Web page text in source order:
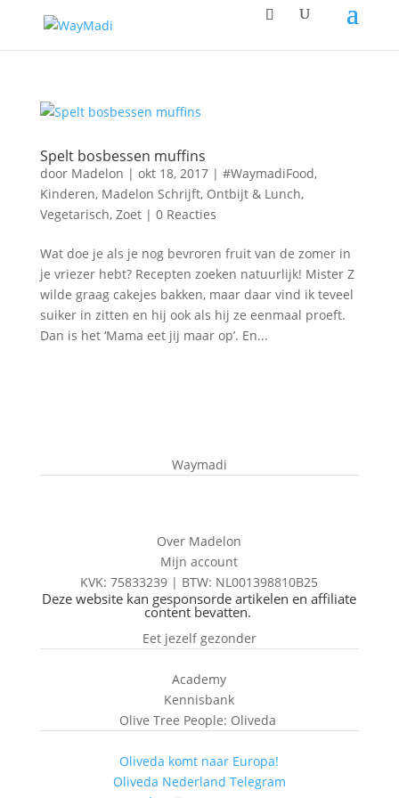
Spelt bosbessen muffins
door Madelon | okt 18, 2017| #WaymadiFood,
Kinderen, Madelon Schrijft, Ontbijt & Lunch,
Vegetarisch, Zoet| 0 Reacties
Wat doe je als je nog bevroren fruit van de zomer in
je vriezer hebt? Recepten zoeken natuurlijk! Mister Z
wilde graag cakejes bakken, maar daar vind ik teveel
suiker in zitten en hij ook als hij ze eenmaal proeft.
Dan is het ‘Mama eet jij maar op’. En...
Waymadi
Over Madelon
Mijn account
KVK: 75833239 | BTW: NL001398810B25
Deze website kan gesponsorde artikelen en affiliate
content bevatten.
Eet jezelf gezonder
Academy
Kennisbank
Olive Tree People: Oliveda
Oliveda komt naar Europa!
Oliveda Nederland Telegram